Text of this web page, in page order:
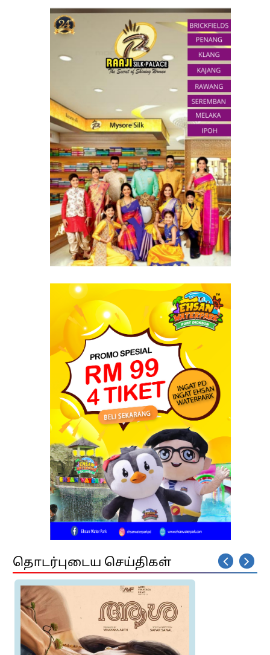
தொடர்புடைய செய்திகள்